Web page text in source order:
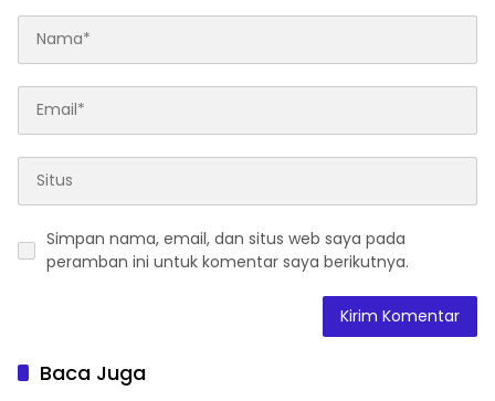
Simpan nama, email, dan situs web saya pada
peramban ini untuk komentar saya berikutnya.
Baca Juga